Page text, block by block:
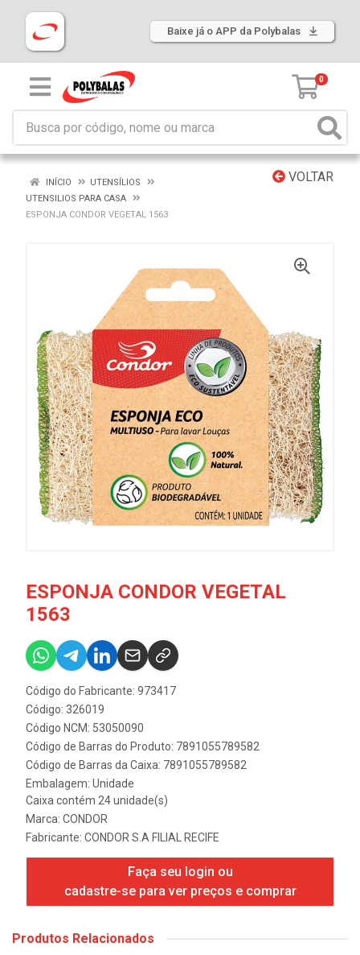
Baixe já o APP da Polybalas
0
VOLTAR
INÍCIO
UTENSÍLIOS
UTENSILIOS PARA CASA
ESPONJA CONDOR VEGETAL 1563
ESPONJA CONDOR VEGETAL
1563
Código do Fabricante: 973417
Código: 326019
Código NCM: 53050090
Código de Barras do Produto: 7891055789582
Código de Barras da Caixa: 7891055789582
Embalagem: Unidade
Caixa contém 24 unidade(s)
Marca: CONDOR
Fabricante: CONDOR S.A FILIAL RECIFE
Faça seu login ou
cadastre-se para ver preços e comprar
Produtos Relacionados